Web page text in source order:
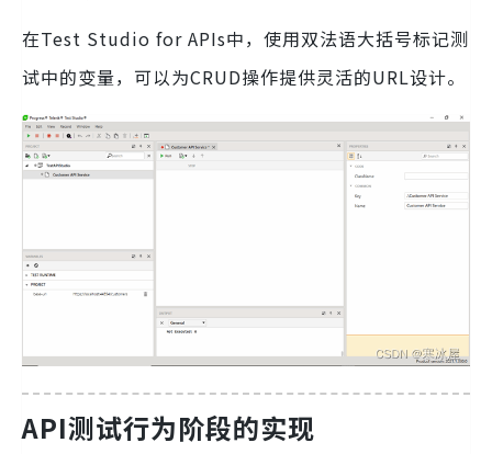
在Test Studio for APIs中，使用双法语大括号标记测
试中的变量，可以为CRUD操作提供灵活的URL设计。
API测试行为阶段的实现